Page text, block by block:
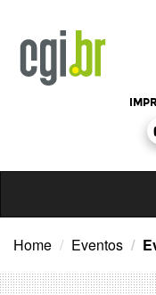
conteúdo
Home Eventos